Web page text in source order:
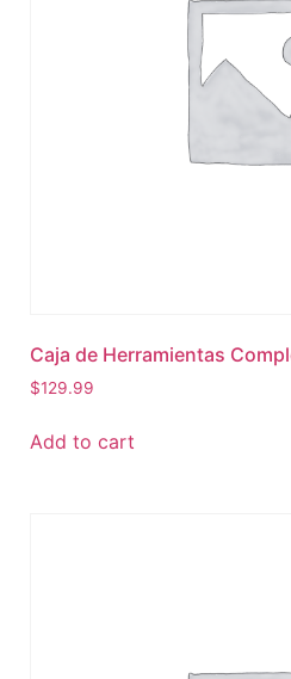
Caja de Herramientas
$129.99
Add to cart